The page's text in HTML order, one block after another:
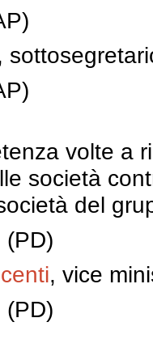
volte a
società
del
(PD)
, vice
(PD)